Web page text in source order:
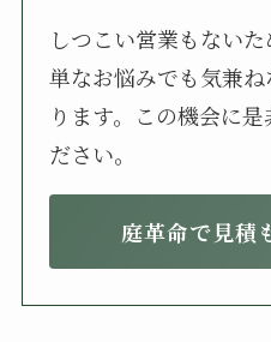
しつこい営業もない
単なお悩みでも気兼
ります。この機会に
ださい。
庭革命で見積